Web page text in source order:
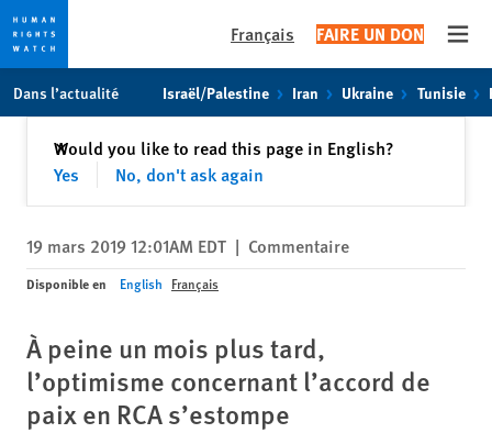
toto
content
Français FAIRE UN DON
Dans l’actualité Israël/Palestine Iran Ukraine Tunisie
Would you like to read this page in English?
Yes
No, don't ask again
✕Fermer
19 mars 2019 12:01AM EDT | Commentaire
Disponible en English Français
À peine un mois plus tard,
l’optimisme concernant l’accord de
paix en RCA s’estompe